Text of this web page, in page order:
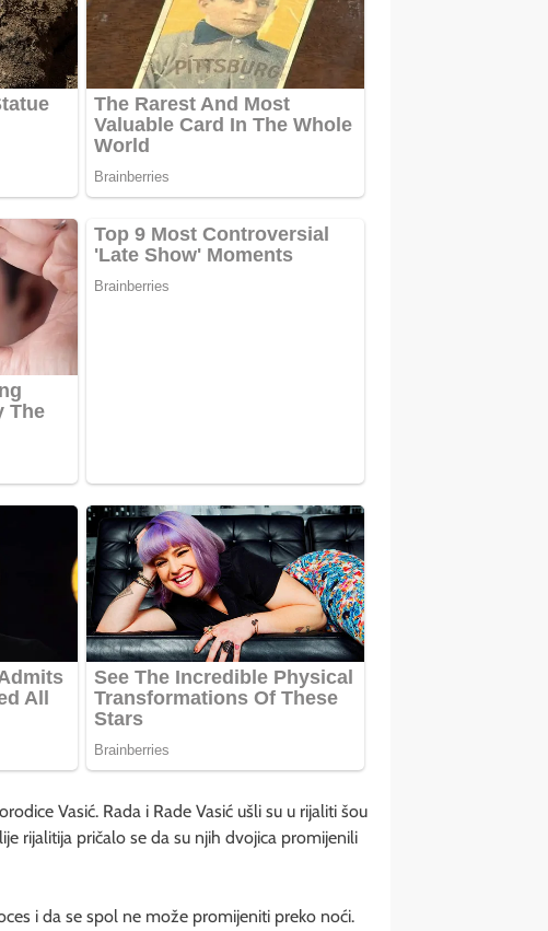
Vasić. Rada i Rade Vasić ušli su u rijaliti šou
rijalitija pričalo se da su njih dvojica promijenili
i da se spol ne može promijeniti preko noći.